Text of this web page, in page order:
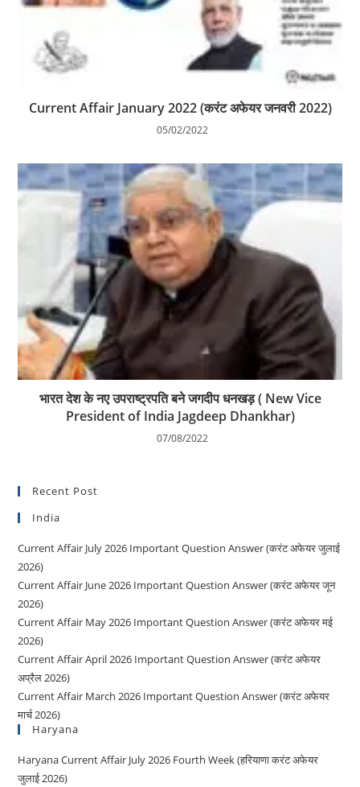
Current Affair January 2022 (करंट अफेयर जनवरी 2022)
05/02/2022
भारत देश के नए उपराष्ट्रपति बने जगदीप धनखड़ ( New Vice
President of India Jagdeep Dhankhar)
07/08/2022
Recent Post
India
Current Affair July 2026 Important Question Answer (करंट अफेयर जुलाई
2026)
Current Affair June 2026 Important Question Answer (करंट अफेयर जून
2026)
Current Affair May 2026 Important Question Answer (करंट अफेयर मई
2026)
Current Affair April 2026 Important Question Answer (करंट अफेयर
अप्रैल 2026)
Current Affair March 2026 Important Question Answer (करंट अफेयर
मार्च 2026)
Haryana
Haryana Current Affair July 2026 Fourth Week (हरियाणा करंट अफेयर
जुलाई 2026)